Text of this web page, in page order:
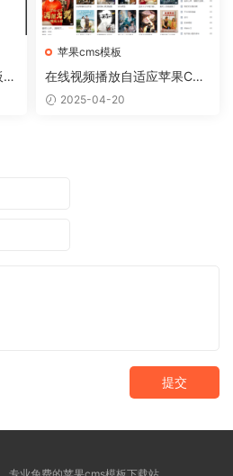
苹果cms模板
在线视频播放自适应苹果CM
Sv10模板
2025-04-20
提交